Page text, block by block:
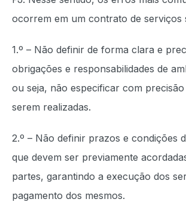
ocorrem em um contrato de serviços
1.º – Não definir de forma clara e
obrigações e responsabilidades de
ou seja, não especificar com
serem realizadas.
2.º – Não definir prazos e condições
que devem ser previamente
partes, garantindo a execução dos
pagamento dos mesmos.